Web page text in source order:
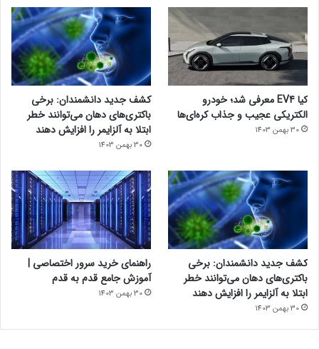
کیا EV4 معرفی شد؛ خودرو
الکتریکی عجیب و جذاب کره‌ای‌ها
30 بهمن 1403
کشف جدید دانشمندان: برخی
باکتری‌های دهان می‌توانند خطر
ابتلا به آلزایمر را افزایش دهند
30 بهمن 1403
کشف جدید دانشمندان: برخی
باکتری‌های دهان می‌توانند خطر
ابتلا به آلزایمر را افزایش دهند
30 بهمن 1403
راهنمای خرید سرور اختصاصی |
آموزش جامع قدم به قدم
30 بهمن 1403